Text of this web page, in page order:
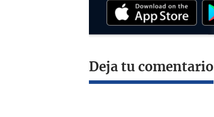
Deja tu comentario